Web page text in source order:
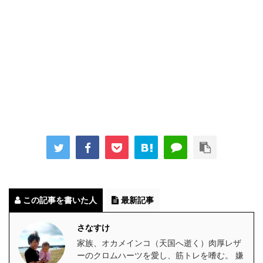
この記事を書いた人 最新記事
さなすけ
家族、オカメインコ（天国へ逝く）肉厚レザ
ーのクロムハーツを愛し、筋トレを嗜む。 嫌